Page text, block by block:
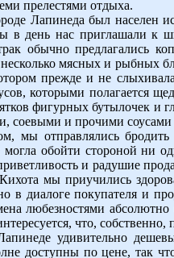
прелестями отдыха.
Лапинеда был населен
в день нас приглашали к
обычно предлагались
мясных и рыбных
прежде и не
которыми полагается
фигурных
и прочими соусами
мы отправлялись
могла обойти стороной ни
и радушие
мы приучились
диалоге покупателя и
любезностями
что, собственно,
удивительно
доступны по цене, так